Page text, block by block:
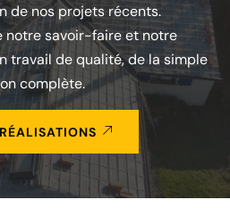
de nos projets récents.
notre savoir-faire et notre
travail de qualité, de la simple
complète.